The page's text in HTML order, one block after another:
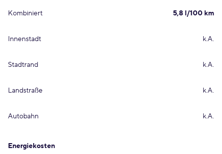
Kombiniert 5,8 l/100 km
Innenstadt k.A.
Stadtrand k.A.
Landstraße k.A.
Autobahn k.A.
Energiekosten